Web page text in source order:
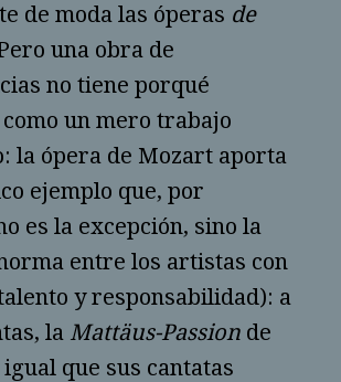
de moda las óperas de
una obra de
no tiene porqué
un mero trabajo
la ópera de Mozart aporta
ejemplo que, por
es la excepción, sino la
entre los artistas con
y responsabilidad): a
la Mattäus-Passion de
igual que sus cantatas